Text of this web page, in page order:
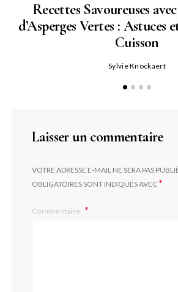
Recettes Savoureuses
d’Asperges Vertes : Astuces
Cuisson
Sylvie Knockaert
Laisser un commentaire
VOTRE ADRESSE E-MAIL NE SERA PAS
OBLIGATOIRES SONT INDIQUÉS AVEC*
Commentaire